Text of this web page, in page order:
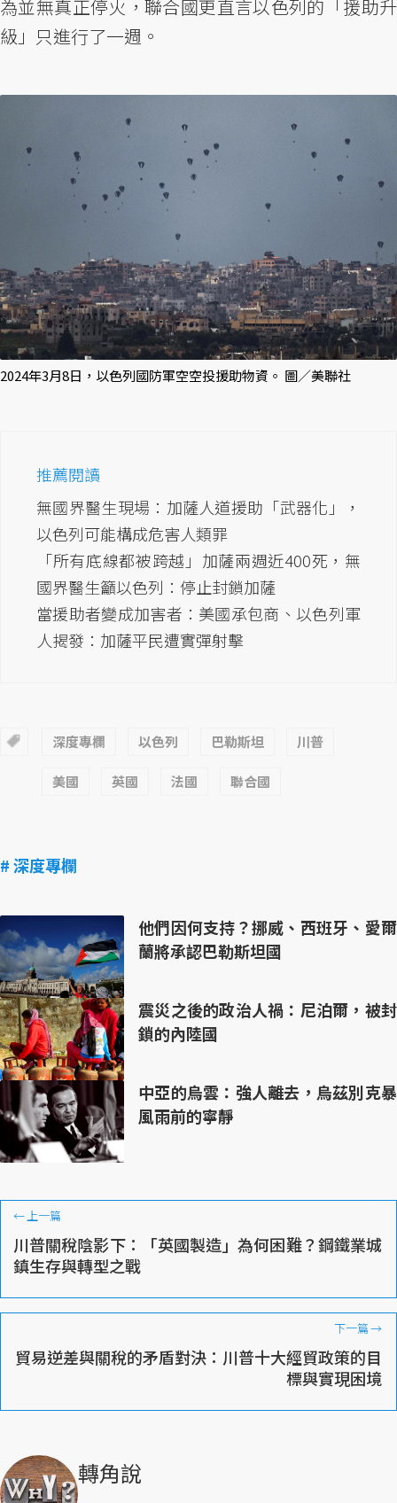
為並無真正停火，聯合國更直言以色列的「援助升
級」只進行了一週。
2024年3月8日，以色列國防軍空空投援助物資。 圖／美聯社
推薦閱讀
無國界醫生現場：加薩人道援助「武器化」，
以色列可能構成危害人類罪
「所有底線都被跨越」加薩兩週近400死，無
國界醫生籲以色列：停止封鎖加薩
當援助者變成加害者：美國承包商、以色列軍
人揭發：加薩平民遭實彈射擊
深度專欄 以色列 巴勒斯坦 川普
美國 英國 法國 聯合國
# 深度專欄
他們因何支持？挪威、西班牙、愛爾
蘭將承認巴勒斯坦國
震災之後的政治人禍：尼泊爾，被封
鎖的內陸國
中亞的烏雲：強人離去，烏茲別克暴
風雨前的寧靜
← 上一篇
川普關稅陰影下：「英國製造」為何困難？鋼鐵業城
鎮生存與轉型之戰
下一篇→
貿易逆差與關稅的矛盾對決：川普十大經貿政策的目
標與實現困境
轉角說